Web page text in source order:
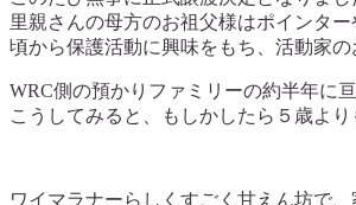
里親さんの母方のお祖父様はポインタ
頃から保護活動に興味をもち、活動家
WRC側の預かりファミリーの約半年に
こうしてみると、もしかしたら５歳よ
ワイマラナーらしくすごく甘えん坊で